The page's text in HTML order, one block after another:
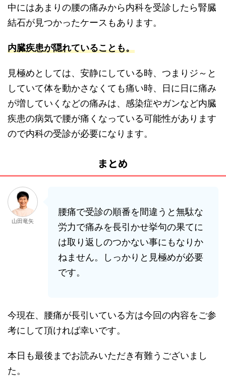
中にはあまりの腰の痛みから内科を受診したら腎臓
結石が見つかったケースもあります。
内臓疾患が隠れていることも。
見極めとしては、安静にしている時、つまりジ～と
していて体を動かさなくても痛い時、日に日に痛み
が増していくなどの痛みは、感染症やガンなど内臓
疾患の病気で腰が痛くなっている可能性があります
ので内科の受診が必要になります。
まとめ
山田竜矢
腰痛で受診の順番を間違うと無駄な
労力で痛みを長引かせ挙句の果てに
は取り返しのつかない事にもなりか
ねません。しっかりと見極めが必要
です。
今現在、腰痛が長引いている方は今回の内容をご参
考にして頂ければ幸いです。
本日も最後までお読みいただき有難うございまし
た。